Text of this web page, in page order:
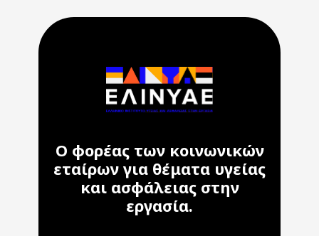
Ο φορέας των κοινωνικών
εταίρων για θέματα υγείας
και ασφάλειας στην
εργασία.